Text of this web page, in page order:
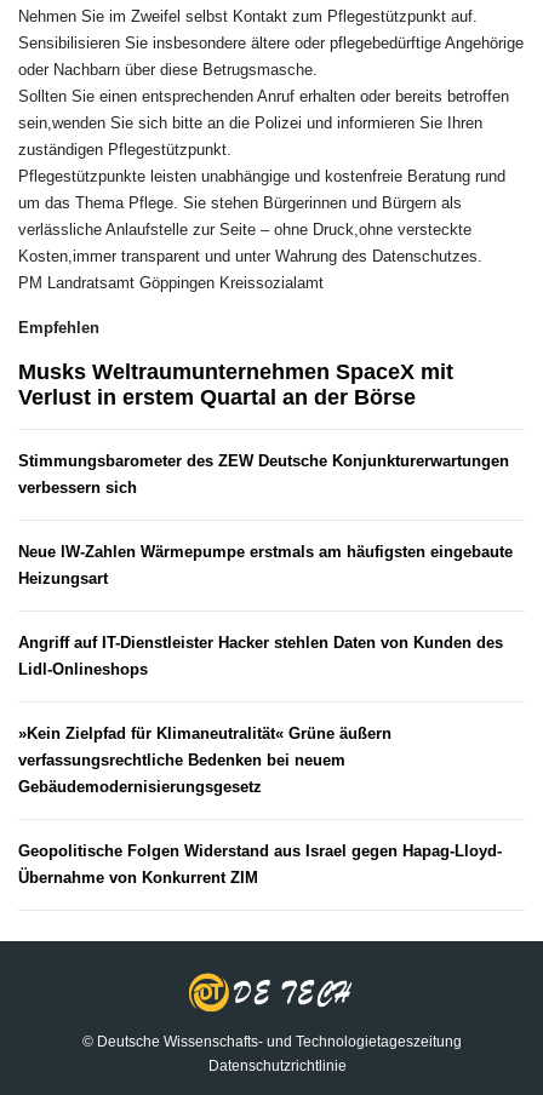
Nehmen Sie im Zweifel selbst Kontakt zum Pflegestützpunkt auf.
Sensibilisieren Sie insbesondere ältere oder pflegebedürftige Angehörige
oder Nachbarn über diese Betrugsmasche.
Sollten Sie einen entsprechenden Anruf erhalten oder bereits betroffen
sein,wenden Sie sich bitte an die Polizei und informieren Sie Ihren
zuständigen Pflegestützpunkt.
Pflegestützpunkte leisten unabhängige und kostenfreie Beratung rund
um das Thema Pflege. Sie stehen Bürgerinnen und Bürgern als
verlässliche Anlaufstelle zur Seite – ohne Druck,ohne versteckte
Kosten,immer transparent und unter Wahrung des Datenschutzes.
PM Landratsamt Göppingen Kreissozialamt
Empfehlen
Musks Weltraumunternehmen SpaceX mit
Verlust in erstem Quartal an der Börse
Stimmungsbarometer des ZEW Deutsche Konjunkturerwartungen
verbessern sich
Neue IW-Zahlen Wärmepumpe erstmals am häufigsten eingebaute
Heizungsart
Angriff auf IT-Dienstleister Hacker stehlen Daten von Kunden des
Lidl-Onlineshops
»Kein Zielpfad für Klimaneutralität« Grüne äußern
verfassungsrechtliche Bedenken bei neuem
Gebäudemodernisierungsgesetz
Geopolitische Folgen Widerstand aus Israel gegen Hapag-Lloyd-
Übernahme von Konkurrent ZIM
© Deutsche Wissenschafts- und Technologietageszeitung
Datenschutzrichtlinie